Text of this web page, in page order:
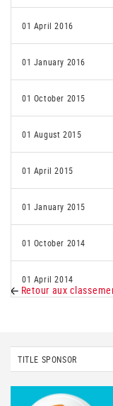
01 April 2016
01 January 2016
01 October 2015
01 August 2015
01 April 2015
01 January 2015
01 October 2014
01 April 2014
Retour aux
TITLE SPONSOR